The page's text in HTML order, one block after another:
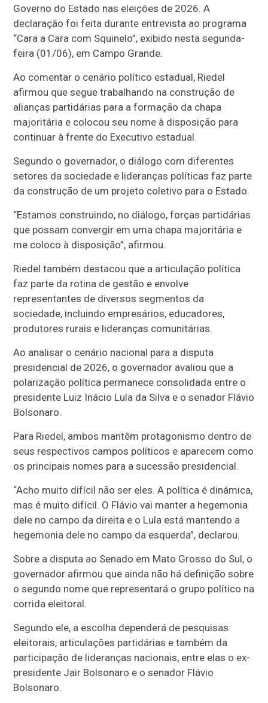
Governo do Estado nas eleições de 2026. A
declaração foi feita durante entrevista ao programa
“Cara a Cara com Squinelo”, exibido nesta segunda-
feira (01/06), em Campo Grande.
Ao comentar o cenário político estadual, Riedel
afirmou que segue trabalhando na construção de
alianças partidárias para a formação da chapa
majoritária e colocou seu nome à disposição para
continuar à frente do Executivo estadual.
Segundo o governador, o diálogo com diferentes
setores da sociedade e lideranças políticas faz parte
da construção de um projeto coletivo para o Estado.
“Estamos construindo, no diálogo, forças partidárias
que possam convergir em uma chapa majoritária e
me coloco à disposição”, afirmou.
Riedel também destacou que a articulação política
faz parte da rotina de gestão e envolve
representantes de diversos segmentos da
sociedade, incluindo empresários, educadores,
produtores rurais e lideranças comunitárias.
Ao analisar o cenário nacional para a disputa
presidencial de 2026, o governador avaliou que a
polarização política permanece consolidada entre o
presidente Luiz Inácio Lula da Silva e o senador Flávio
Bolsonaro.
Para Riedel, ambos mantêm protagonismo dentro de
seus respectivos campos políticos e aparecem como
os principais nomes para a sucessão presidencial.
“Acho muito difícil não ser eles. A política é dinâmica,
mas é muito difícil. O Flávio vai manter a hegemonia
dele no campo da direita e o Lula está mantendo a
hegemonia dele no campo da esquerda”, declarou.
Sobre a disputa ao Senado em Mato Grosso do Sul, o
governador afirmou que ainda não há definição sobre
o segundo nome que representará o grupo político na
corrida eleitoral.
Segundo ele, a escolha dependerá de pesquisas
eleitorais, articulações partidárias e também da
participação de lideranças nacionais, entre elas o ex-
presidente Jair Bolsonaro e o senador Flávio
Bolsonaro.